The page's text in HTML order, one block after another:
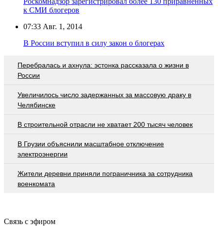
к СМИ блогеров
07:33 Авг. 1, 2014
В России вступил в силу закон о блогерах
Перебралась и ахнула: эстонка рассказала о жизни в
России
Увеличилось число задержанных за массовую драку в
Челябинске
В строительной отрасли не хватает 200 тысяч человек
В Грузии объяснили масштабное отключение
электроэнергии
Жители деревни приняли пограничника за сотрудника
военкомата
Связь с эфиром